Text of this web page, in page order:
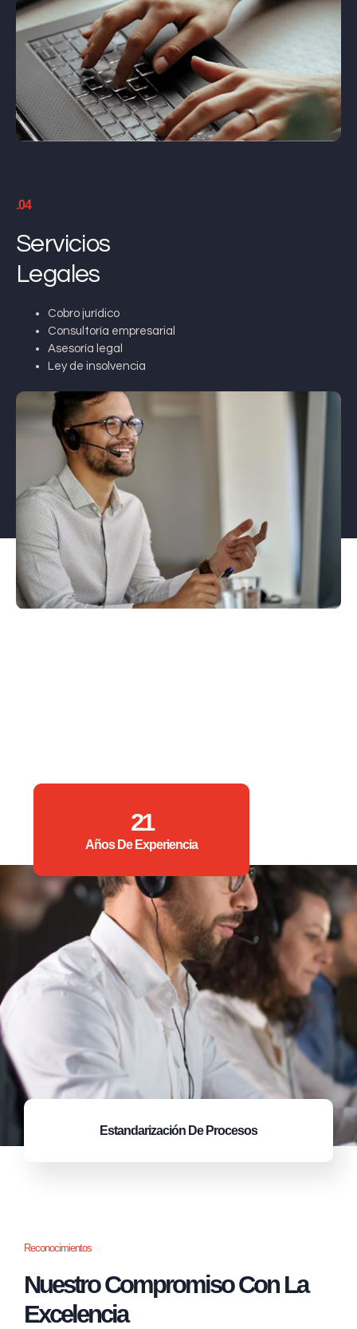
.04
Servicios
Legales
Cobro jurídico
Consultoría empresarial
Asesoría legal
Ley de insolvencia
21
Años De Experiencia
Estandarización De Procesos
Reconocimientos
Nuestro Compromiso Con La
Excelencia